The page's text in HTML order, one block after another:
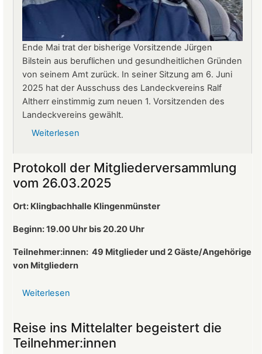
Ende Mai trat der bisherige Vorsitzende Jürgen
Bilstein aus beruflichen und gesundheitlichen Gründen
von seinem Amt zurück. In seiner Sitzung am 6. Juni
2025 hat der Ausschuss des Landeckvereins Ralf
Altherr einstimmig zum neuen 1. Vorsitzenden des
Landeckvereins gewählt.
Weiterlesen
ist
neuer
1.
Vorsitzender
des
Protokoll der Mitgliederversammlung
vom 26.03.2025
Ort: Klingbachhalle Klingenmünster
Beginn: 19.00 Uhr bis 20.20 Uhr
Teilnehmer:innen: 49 Mitglieder und 2 Gäste/Angehörige
von Mitgliedern
Weiterlesen
Mitgliederversammlung
vom
Reise ins Mittelalter begeistert die
Teilnehmer:innen